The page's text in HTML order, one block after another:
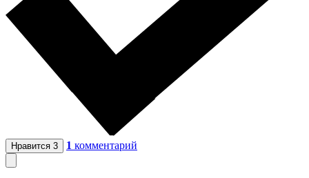
Нравится 3 1 комментарий